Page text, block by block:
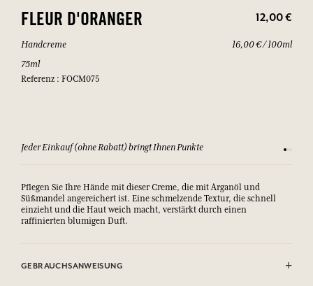
FLEUR D'ORANGER 12,00 €
Handcreme
75ml
Referenz : FOCM075
16,00 € / 100ml
Jeder Einkauf (ohne Rabatt) bringt Ihnen Punkte Sehen
Pflegen Sie Ihre Hände mit dieser Creme, die mit Arganöl und
Süßmandel angereichert ist. Eine schmelzende Textur, die schnell
einzieht und die Haut weich macht, verstärkt durch einen
raffinierten blumigen Duft.
GEBRAUCHSANWEISUNG